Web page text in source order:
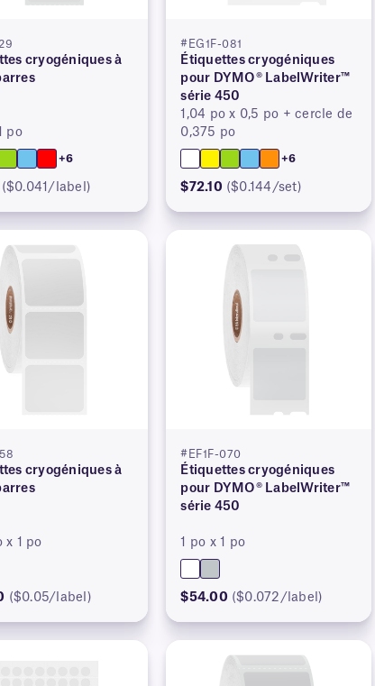
cryogéniques à
po
+6
($0.041/label)
#EG1F-081
Étiquettes cryogéniques
pour DYMO® LabelWriter™
série 450
1,04 po x 0,5 po + cercle de
0,375 po
+6
$72.10 ($0.144/set)
cryogéniques à
x 1 po
($0.05/label)
#EF1F-070
Étiquettes cryogéniques
pour DYMO® LabelWriter™
série 450
1 po x 1 po
$54.00 ($0.072/label)